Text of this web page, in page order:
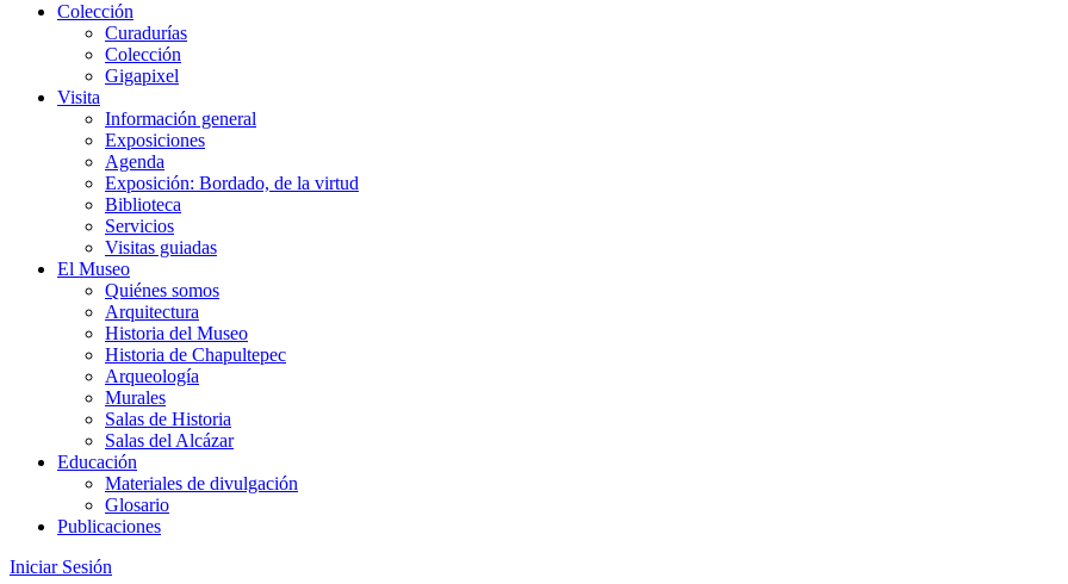
Colección
Curadurías
Colección
Gigapixel
Visita
Información general
Exposiciones
Agenda
Exposición: Bordado, de la virtud
Biblioteca
Servicios
Visitas guiadas
El Museo
Quiénes somos
Arquitectura
Historia del Museo
Historia de Chapultepec
Arqueología
Murales
Salas de Historia
Salas del Alcázar
Educación
Materiales de divulgación
Glosario
Publicaciones
Iniciar Sesión